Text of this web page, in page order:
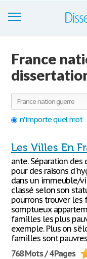
S'inscrire
Se connecter
Contactez-nous
France
n'importe quel mot
Les Villes En
ante. Séparation
pour des raisons
dans un immeuble/
classé selon son
pourrons trouver les
somptueux
familles les plus
exemple. Plus on
familles sont
768 Mots / 4 Pages